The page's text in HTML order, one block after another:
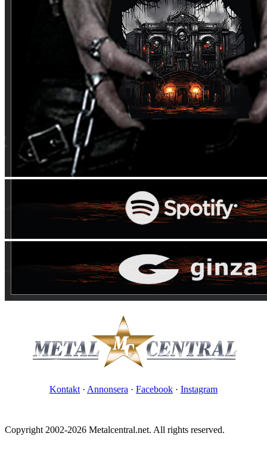
Kontakt · Annonsera · Facebook · Instagram
Copyright 2002-2026 Metalcentral.net. All rights reserved.